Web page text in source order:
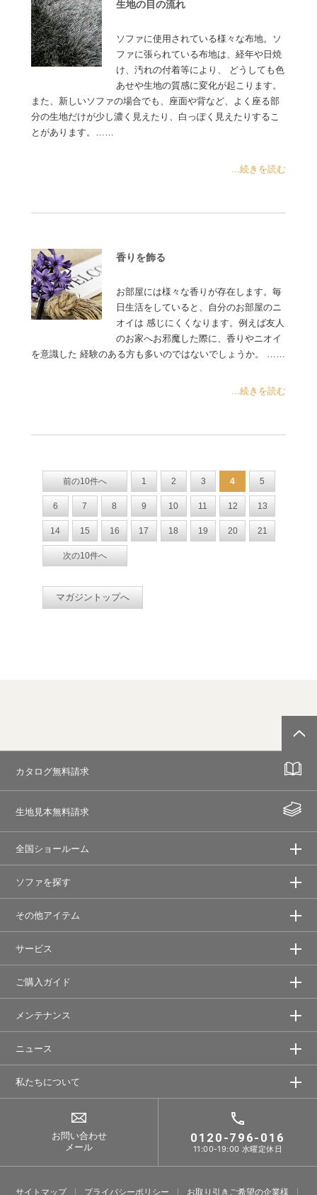
生地の目の流れ
ソファに使用されている様々な布地。ソ
ファに張られている布地は、経年や日焼
け、汚れの付着等により、 どうしても色
あせや生地の質感に変化が起こります。
また、新しいソファの場合でも、座面や背など、よく座る部
分の生地だけが少し濃く見えたり、白っぽく見えたりするこ
とがあります。……
...続きを読む
香りを飾る
お部屋には様々な香りが存在します。毎
日生活をしていると、自分のお部屋のニ
オイは 感じにくくなります。例えば友人
のお家へお邪魔した際に、香りやニオイ
を意識した 経験のある方も多いのではないでしょうか。 ……
...続きを読む
前の10件へ 1 2 3 4 5
6 7 8 9 10 11 12 13
14 15 16 17 18 19 20 21
次の10件へ
マガジントップへ
カタログ無料請求
生地見本無料請求
全国ショールーム
ソファを探す
その他アイテム
サービス
ご購入ガイド
メンテナンス
ニュース
私たちについて
お問い合わせ
メール
0120-796-016
11:00-19:00 水曜定休日
サイトマップ プライバシーポリシー お取り引きご希望の企業様